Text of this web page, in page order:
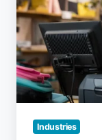
impressão
em
POS:
principais
conclusões
para
ezeep
Industries